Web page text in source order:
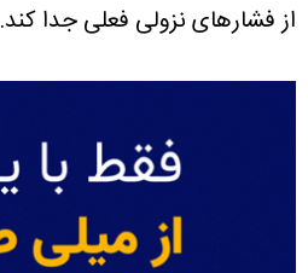
از فشارهای نزولی فعلی جدا کند.